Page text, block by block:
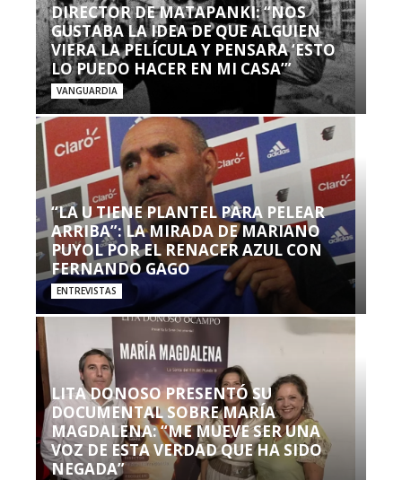
DIRECTOR DE MATAPANKI: “NOS
GUSTABA LA IDEA DE QUE ALGUIEN
VIERA LA PELÍCULA Y PENSARA ‘ESTO
LO PUEDO HACER EN MI CASA’”
VANGUARDIA
“LA U TIENE PLANTEL PARA PELEAR
ARRIBA”: LA MIRADA DE MARIANO
PUYOL POR EL RENACER AZUL CON
FERNANDO GAGO
ENTREVISTAS
LITA DONOSO PRESENTÓ SU
DOCUMENTAL SOBRE MARÍA
MAGDALENA: “ME MUEVE SER UNA
VOZ DE ESTA VERDAD QUE HA SIDO
NEGADA”